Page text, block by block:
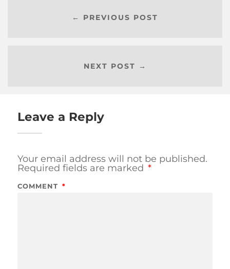
← PREVIOUS POST
NEXT POST →
Leave a Reply
Your email address will not be published.
Required fields are marked *
COMMENT *